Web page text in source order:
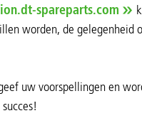
spareparts.com
worden, de gelegenheid
uw voorspellingen en